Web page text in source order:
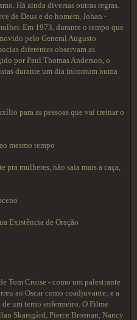
Há ainda diversas outras regras.
de Deus e do homem, Johan -
Em 1973, durante o tempo que
pelo General Augusto
diferentes observam as
por Paul Thomas Anderson, o
durante um dia incomum numa
para as pessoas que vai treinar o
mesmo tempo
pra mulheres, não saia mais a caça,
Existência de Oração
Tom Cruise - como um palestrante
ao Oscar como coadjuvante; e a
um terno enfermeiro. O Filme
Skarsgård, Pierce Brosnan, Nancy